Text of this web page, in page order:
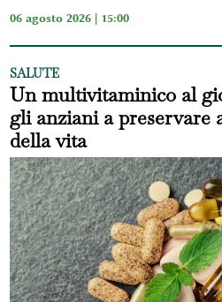
06 agosto 2026 | 15:00
SALUTE
Un multivitaminico al
gli anziani a preservare
della vita